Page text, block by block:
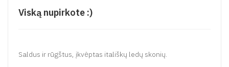
Viską nupirkote :)
Saldus ir rūgštus, įkvėptas itališkų ledų skonių.